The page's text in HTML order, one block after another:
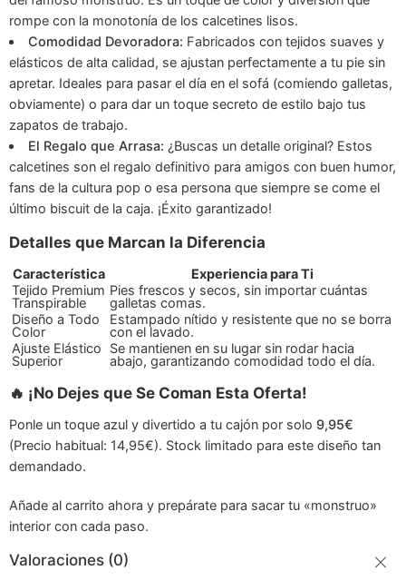
rompe con la monotonía de los calcetines lisos.
Comodidad Devoradora: Fabricados con tejidos suaves y
elásticos de alta calidad, se ajustan perfectamente a tu pie sin
apretar. Ideales para pasar el día en el sofá (comiendo galletas,
obviamente) o para dar un toque secreto de estilo bajo tus
zapatos de trabajo.
El Regalo que Arrasa: ¿Buscas un detalle original? Estos
calcetines son el regalo definitivo para amigos con buen humor,
fans de la cultura pop o esa persona que siempre se come el
último biscuit de la caja. ¡Éxito garantizado!
Detalles que Marcan la Diferencia
Característica
Experiencia para Ti
Tejido Premium
Transpirable
Pies frescos y secos, sin importar cuántas
galletas comas.
Diseño a Todo
Color
Estampado nítido y resistente que no se borra
con el lavado.
Ajuste Elástico
Superior
Se mantienen en su lugar sin rodar hacia
abajo, garantizando comodidad todo el día.
🔥 ¡No Dejes que Se Coman Esta Oferta!
Ponle un toque azul y divertido a tu cajón por solo 9,95€
(Precio habitual: 14,95€). Stock limitado para este diseño tan
demandado.
Añade al carrito ahora y prepárate para sacar tu «monstruo»
interior con cada paso.
Valoraciones (0)